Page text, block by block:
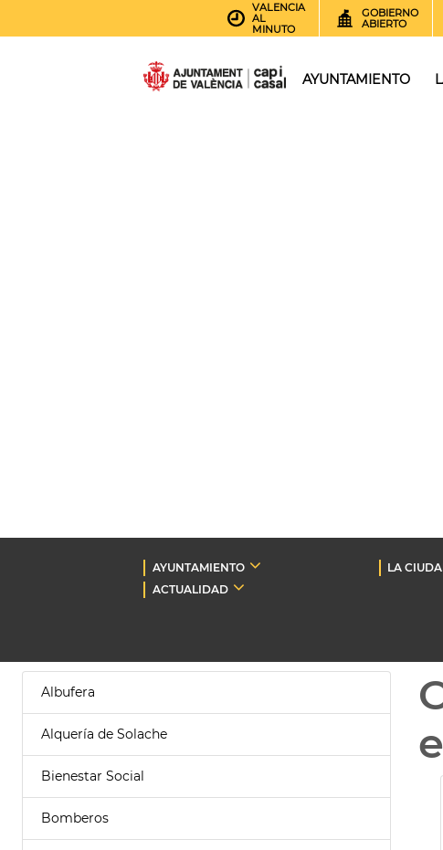
VALENCIA
AL
MINUTO
GOBIERNO
ABIERTO
AYUNTAMIENTO
AYUNTAMIENTO LA
ACTUALIDAD
Albufera
Alquería de Solache
Bienestar Social
Bomberos